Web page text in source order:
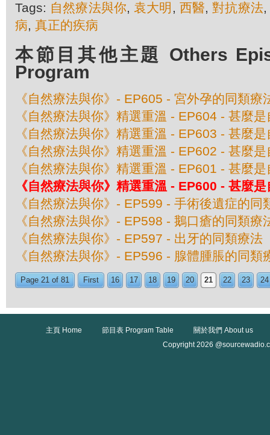
Tags: 自然療法與你,袁大明 , 西醫,對抗療法,
病, 真正的疾病
本節目其他主題 Others
Program
《自然療法與你》- EP605 - 宮外孕的同類療
《自然療法與你》精選重溫 - EP604 - 甚麼
《自然療法與你》精選重溫 - EP603 - 甚麼
《自然療法與你》精選重溫 - EP602 - 甚麼
《自然療法與你》精選重溫 - EP601 - 甚麼
《自然療法與你》精選重溫 - EP600 - 甚麼
《自然療法與你》- EP599 - 手術後遺症的同
《自然療法與你》- EP598 - 鵝口瘡的同類療
《自然療法與你》- EP597 - 出牙的同類療法
《自然療法與你》- EP596 - 腺體腫脹的同類
Page 21 of 81 First 16 17 18 19 20 21 22 23 24
主頁 Home 節目表 Program Table
關於我們 About us
Copyright 2026